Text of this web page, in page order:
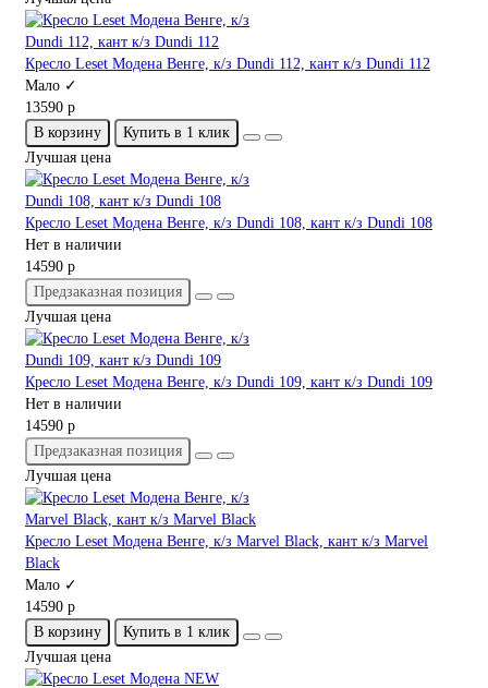
Кресло Leset Модена Венге, к/з Dundi 112, кант к/з Dundi 112
Мало ✓
13590 р
В корзину
Купить в 1 клик
Лучшая цена
Кресло Leset Модена Венге, к/з Dundi 108, кант к/з Dundi 108
Нет в наличии
14590 р
Предзаказная позиция
Лучшая цена
Кресло Leset Модена Венге, к/з Dundi 109, кант к/з Dundi 109
Нет в наличии
14590 р
Предзаказная позиция
Лучшая цена
Кресло Leset Модена Венге, к/з Marvel Black, кант к/з Marvel
Black
Мало ✓
14590 р
В корзину
Купить в 1 клик
Лучшая цена